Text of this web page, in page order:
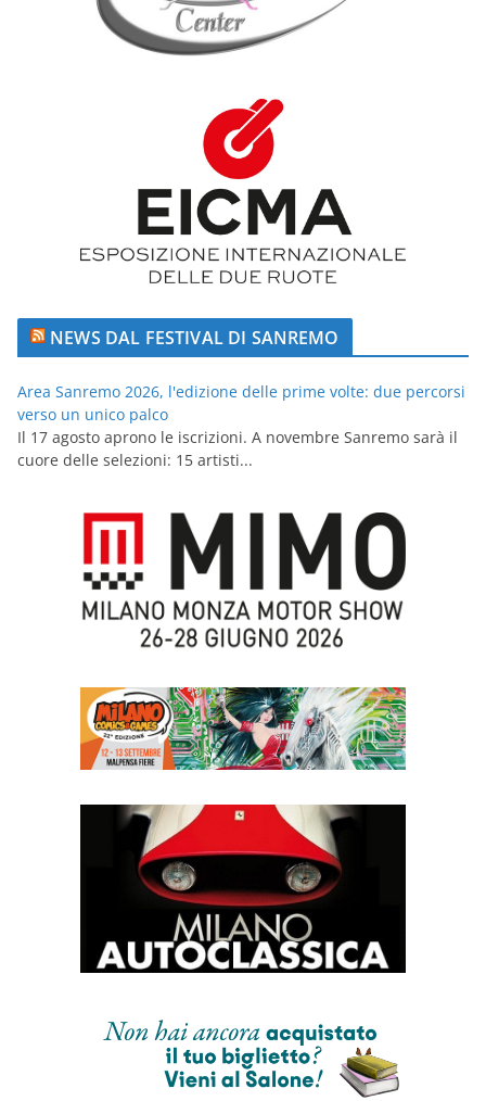
NEWS DAL FESTIVAL DI SANREMO
Area Sanremo 2026, l'edizione delle prime volte: due percorsi
verso un unico palco
Il 17 agosto aprono le iscrizioni. A novembre Sanremo sarà il
cuore delle selezioni: 15 artisti...